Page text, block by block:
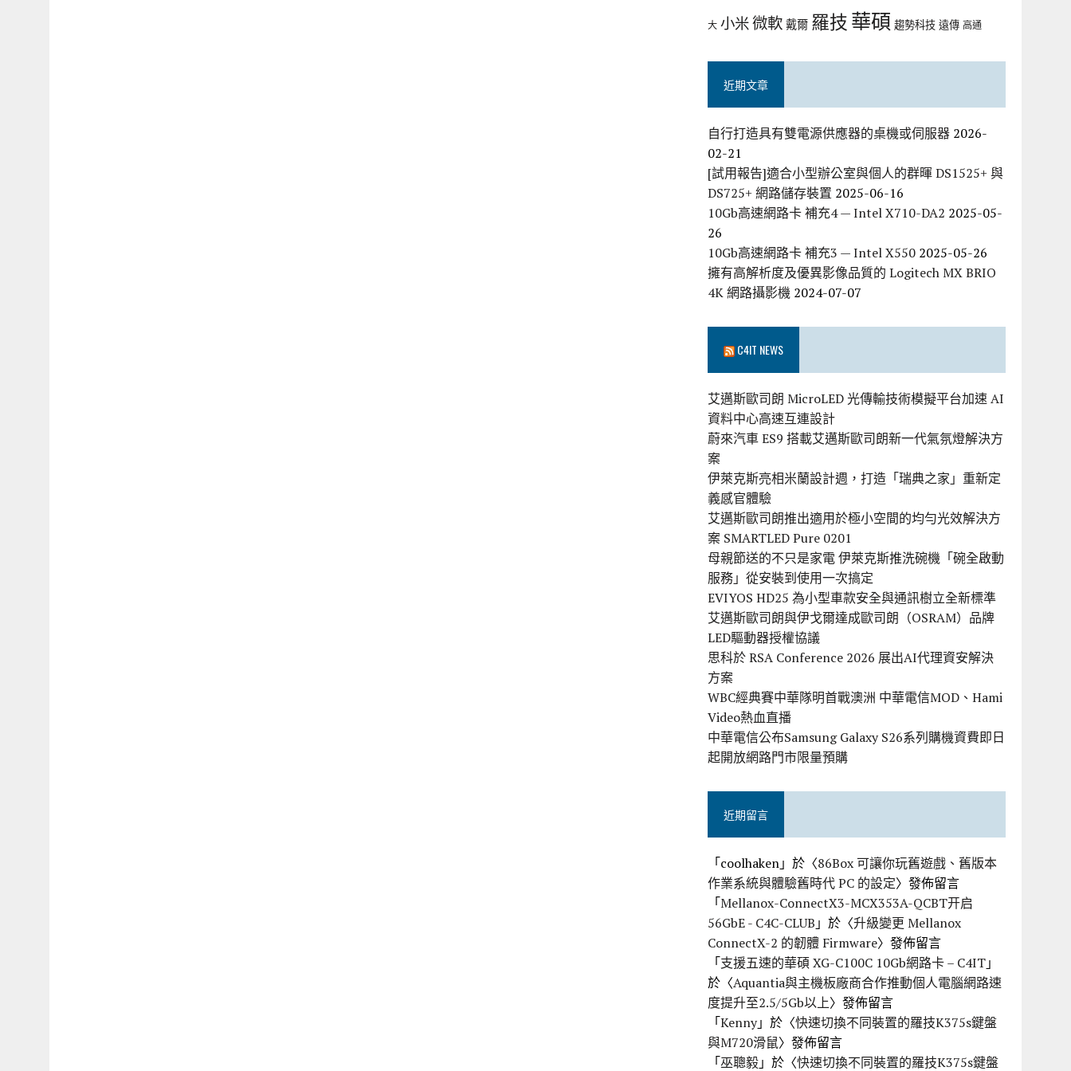
大 小米微軟 戴爾 羅技華碩 趨勢科技 遠傳 高通
近期文章
自行打造具有雙電源供應器的桌機或伺服器 2026-
02-21
[試用報告]適合小型辦公室與個人的群暉 DS1525+ 與
DS725+ 網路儲存裝置 2025-06-16
10Gb高速網路卡 補充4 — Intel X710-DA2 2025-05-
26
10Gb高速網路卡 補充3 — Intel X550 2025-05-26
擁有高解析度及優異影像品質的 Logitech MX BRIO
4K 網路攝影機 2024-07-07
C4IT NEWS
艾邁斯歐司朗 MicroLED 光傳輸技術模擬平台加速 AI
資料中心高速互連設計
蔚來汽車 ES9 搭載艾邁斯歐司朗新一代氣氛燈解決方
案
伊萊克斯亮相米蘭設計週，打造「瑞典之家」重新定
義感官體驗
艾邁斯歐司朗推出適用於極小空間的均勻光效解決方
案 SMARTLED Pure 0201
母親節送的不只是家電 伊萊克斯推洗碗機「碗全啟動
服務」從安裝到使用一次搞定
EVIYOS HD25 為小型車款安全與通訊樹立全新標準
艾邁斯歐司朗與伊戈爾達成歐司朗（OSRAM）品牌
LED驅動器授權協議
思科於 RSA Conference 2026 展出AI代理資安解決
方案
WBC經典賽中華隊明首戰澳洲 中華電信MOD、Hami
Video熱血直播
中華電信公布Samsung Galaxy S26系列購機資費即日
起開放網路門市限量預購
近期留言
「coolhaken」於〈86Box 可讓你玩舊遊戲、舊版本
作業系統與體驗舊時代 PC 的設定〉發佈留言
「Mellanox-ConnectX3-MCX353A-QCBT开启
56GbE - C4C-CLUB 」於〈升級變更 Mellanox
ConnectX-2 的韌體 Firmware〉發佈留言
「支援五速的華碩 XG-C100C 10Gb網路卡 – C4IT」
於〈Aquantia與主機板廠商合作推動個人電腦網路速
度提升至2.5/5Gb以上〉發佈留言
「Kenny」於〈快速切換不同裝置的羅技K375s鍵盤
與M720滑鼠〉發佈留言
「巫聰毅」於〈快速切換不同裝置的羅技K375s鍵盤